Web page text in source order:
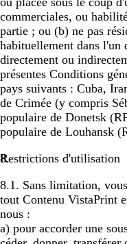
commerciales, ou
partie ; ou (b) ne pas
habituellement dans l'un
directement ou
présentes Conditions
pays suivants : Cuba,
de Crimée (y compris
populaire de Donetsk
populaire de Louhansk
Restrictions d'utilisation
8.1. Sans limitation,
tout Contenu VistaPrint
nous :
a) pour accorder une